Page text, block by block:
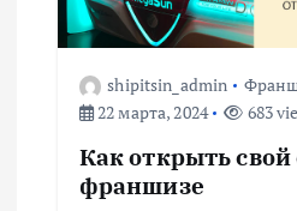
shipitsin_admin
22 марта, 2024
683
Как открыть
франшизе